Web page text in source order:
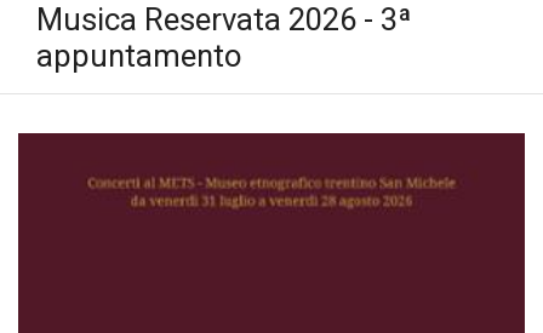
Musica Reservata 2026 - 3ª
appuntamento